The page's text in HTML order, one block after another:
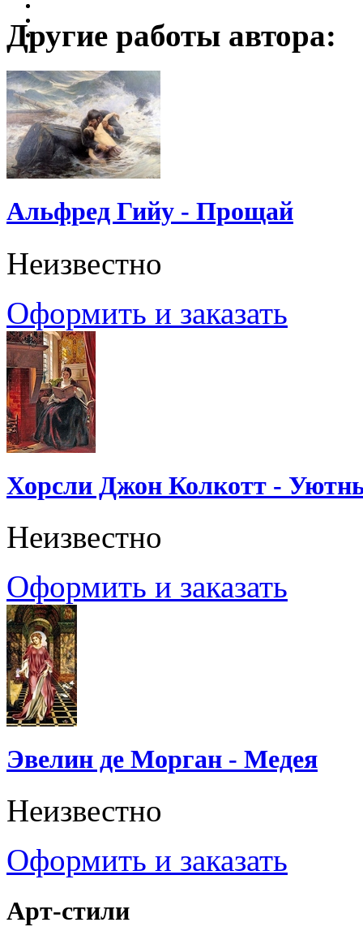
Другие работы автора:
Альфред Гийу - Прощай
Неизвестно
Оформить и заказать
Хорсли Джон Колкотт -
Неизвестно
Оформить и заказать
Эвелин де Морган - Медея
Неизвестно
Оформить и заказать
Арт-стили